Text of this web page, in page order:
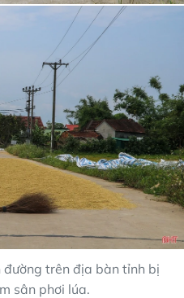
trên địa bàn tỉnh bị
sân phơi lúa.